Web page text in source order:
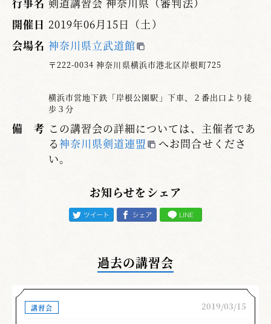
開催日 2019年06月15日（土）
会場名 神奈川県立武道館
〒222-0034 神奈川県横浜市港北区岸根町725
横浜市営地下鉄「岸根公園駅」下車、２番出口より徒
歩３分
備 考 この講習会の詳細については、主催者であ
る神奈川県剣道連盟
へお問合せくださ
い。
お知らせをシェア
過去の講習会
講習会 2019/03/15